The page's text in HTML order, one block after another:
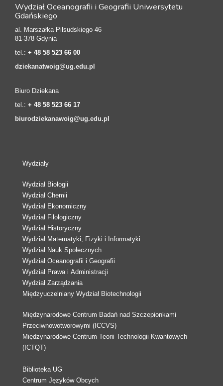
Wydział Oceanografii i Geografii Uniwersytetu
Gdańskiego
al. Marszałka Piłsudskiego 46
81-378 Gdynia
tel.: + 48 58 523 66 00
dziekanatwoig@ug.edu.pl
Biuro Dziekana
tel.: + 48 58 523 66 17
biurodziekanawoig@ug.edu.pl
Wydziały
Wydział Biologii
Wydział Chemii
Wydział Ekonomiczny
Wydział Filologiczny
Wydział Historyczny
Wydział Matematyki, Fizyki i Informatyki
Wydział Nauk Społecznych
Wydział Oceanografii i Geografii
Wydział Prawa i Administracji
Wydział Zarządzania
Międzyuczelniany Wydział Biotechnologii
Międzynarodowe Centrum Badań nad Szczepionkami
Przeciwnowotworowymi (ICCVS)
Międzynarodowe Centrum Teorii Technologii Kwantowych
(ICTQT)
Biblioteka UG
Centrum Języków Obcych